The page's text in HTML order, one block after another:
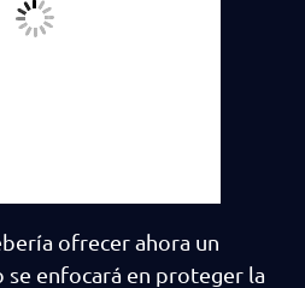
ofrecer ahora un
enfocará en proteger la